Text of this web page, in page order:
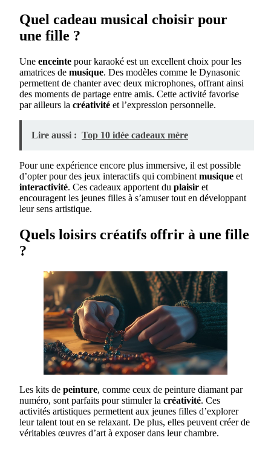
Quel cadeau musical choisir pour
une fille ?
Une enceinte pour karaoké est un excellent choix pour les
amatrices de musique. Des modèles comme le Dynasonic
permettent de chanter avec deux microphones, offrant ainsi
des moments de partage entre amis. Cette activité favorise
par ailleurs la créativité et l’expression personnelle.
Lire aussi : Top 10 idée cadeaux mère
Pour une expérience encore plus immersive, il est possible
d’opter pour des jeux interactifs qui combinent musique et
interactivité. Ces cadeaux apportent du plaisir et
encouragent les jeunes filles à s’amuser tout en développant
leur sens artistique.
Quels loisirs créatifs offrir à une fille
?
Les kits de peinture, comme ceux de peinture diamant par
numéro, sont parfaits pour stimuler la créativité. Ces
activités artistiques permettent aux jeunes filles d’explorer
leur talent tout en se relaxant. De plus, elles peuvent créer de
véritables œuvres d’art à exposer dans leur chambre.